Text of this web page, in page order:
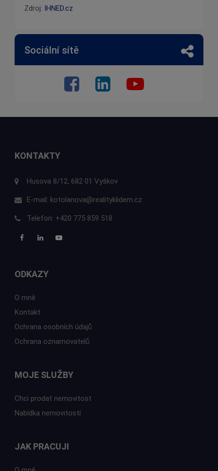
Zdroj: IHNED.cz
Sociální sítě
KONTAKTY
Husova 8/12, 682 01 Vyškov
E-mail: kotolanova@realityklidem.cz
Telefon: +420 775 859 518
ODKAZY
O mně
Kontakt
Ochrana osobních údajů
Ochrana oznamovatelů
MOJE SLUŽBY
Chci prodat nemovitost
Nabídka nemovitostí
JAK PRACUJI